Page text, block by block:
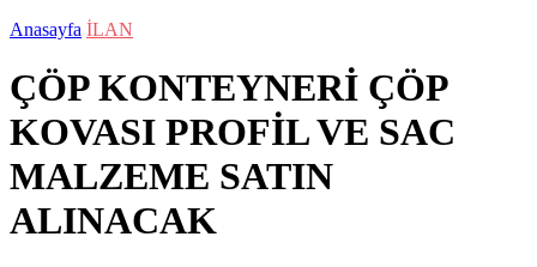
Anasayfa İLAN
ÇÖP KONTEYNERİ ÇÖP
KOVASI PROFİL VE SAC
MALZEME SATIN
ALINACAK